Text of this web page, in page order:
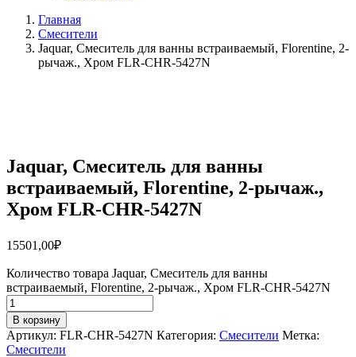
Главная
Смесители
Jaquar, Смеситель для ванны встраиваемый, Florentine, 2-
рычаж., Хром FLR-CHR-5427N
Jaquar, Смеситель для ванны
встраиваемый, Florentine, 2-рычаж.,
Хром FLR-CHR-5427N
15501,00₽
Количество товара Jaquar, Смеситель для ванны
встраиваемый, Florentine, 2-рычаж., Хром FLR-CHR-5427N
В корзину
Артикул: FLR-CHR-5427N Категория: Смесители Метка:
Смесители